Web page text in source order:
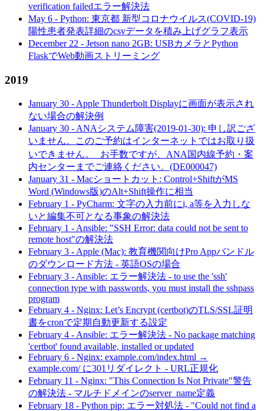
verification failedエラー解決法
May 6 - Python: 東京都 新型コロナウイルス(COVID-19)
陽性患者発表詳細のcsvデータを積み上げグラフ表示
December 22 - Jetson nano 2GB: USBカメラとPython
FlaskでWeb動画ストリーミング
2019
January 30 - Apple Thunderbolt Displayに画面が表示され
ない場合の解決例
January 30 - ANAシステム障害(2019-01-30): 申し訳ござ
いません。このご予約はインターネットではお取り扱
いできません。 お手数ですが、ANA国内線予約・案
内センターまでご連絡ください。(DE000047)
January 31 - Macショートカット: Control+ShiftがMS
Word (Windows版)のAlt+Shift操作に相当
February 1 - PyCharm: 文字の入力前にi, a等を入力しな
いと編集不可となる事象の解決法
February 1 - Ansible: "SSH Error: data could not be sent to
remote host"の解決法
February 3 - Apple (Mac): 教育機関向けPro Appバンドル
のダウンロード方法 - 英語OSの場合
February 3 - Ansible: エラー解決法 - to use the 'ssh'
connection type with passwords, you must install the sshpass
program
February 4 - Nginx: Let’s Encrypt (certbot)のTLS/SSL証明
書をcronで定期自動更新する設定
February 4 - Ansible: エラー解決法 - No package matching
'certbot' found available, installed or updated
February 6 - Nginx: example.com/index.html →
example.com/ に301リダイレクト - URL正規化
February 11 - Nginx: "This Connection Is Not Private"警告
の解決法 - マルチドメインのserver_name定義
February 18 - Python pip: エラー対処法 - "Could not find a